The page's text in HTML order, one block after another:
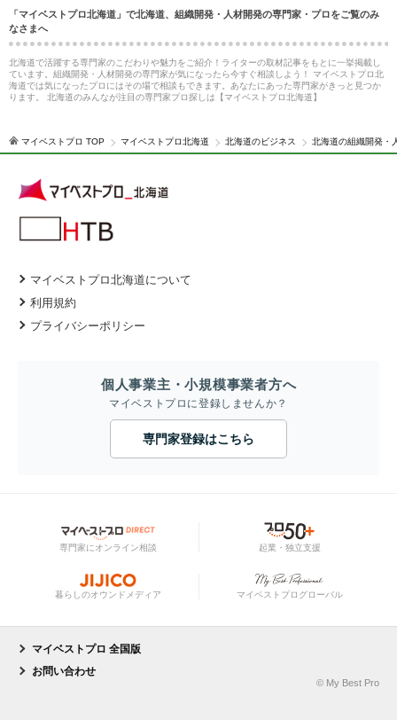
「マイベストプロ北海道」で北海道、組織開発・人材開発の専門家・プロをご覧のみ
なさまへ
北海道で活躍する専門家のこだわりや魅力をご紹介！ライターの取材記事をもとに一挙掲載し
ています。組織開発・人材開発の専門家が気になったら今すぐ相談しよう！ マイベストプロ北
海道では気になったプロにはその場で相談もできます。あなたにあった専門家がきっと見つか
ります。 北海道のみんなが注目の専門家プロ探しは【マイベストプロ北海道】
マイベストプロ TOP マイベストプロ北海道 北海道のビジネス 北海道の組織開発・
マイベストプロ北海道について
利用規約
プライバシーポリシー
個人事業主・小規模事業者方へ
マイベストプロに登録しませんか？
専門家登録はこちら
専門家にオンライン相談 起業・独立支援
暮らしのオウンドメディア マイベストプログローバル
マイベストプロ 全国版
お問い合わせ
© My Best Pro